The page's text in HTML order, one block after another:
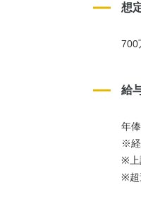
想
700
給
年
※経
※上
※超